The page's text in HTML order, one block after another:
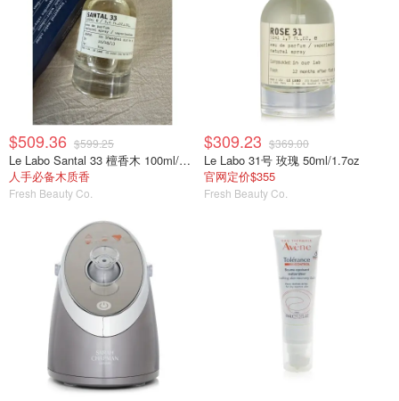
$509.36 $599.25
Le Labo Santal 33 檀香木 100ml/3.4oz
人手必备木质香
Fresh Beauty Co.
$309.23 $369.00
Le Labo 31号 玫瑰 50ml/1.7oz
官网定价$355
Fresh Beauty Co.